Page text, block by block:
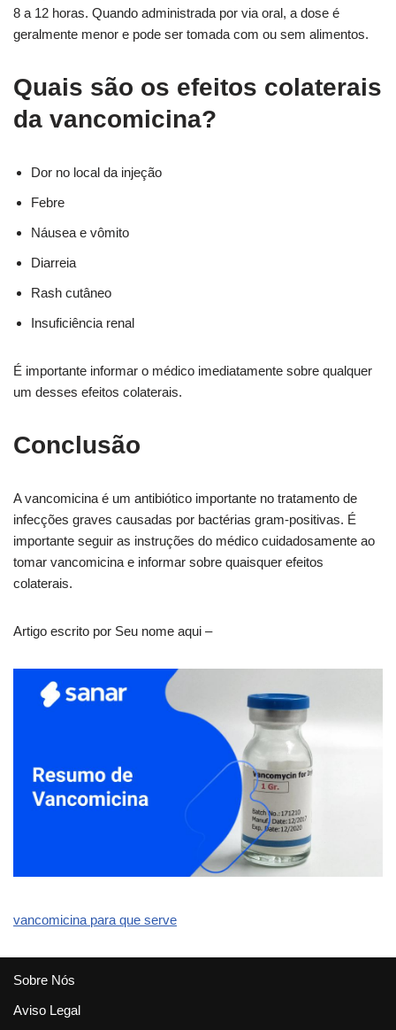
8 a 12 horas. Quando administrada por via oral, a dose é
geralmente menor e pode ser tomada com ou sem alimentos.
Quais são os efeitos colaterais
da vancomicina?
Dor no local da injeção
Febre
Náusea e vômito
Diarreia
Rash cutâneo
Insuficiência renal
É importante informar o médico imediatamente sobre qualquer
um desses efeitos colaterais.
Conclusão
A vancomicina é um antibiótico importante no tratamento de
infecções graves causadas por bactérias gram-positivas. É
importante seguir as instruções do médico cuidadosamente ao
tomar vancomicina e informar sobre quaisquer efeitos
colaterais.
Artigo escrito por Seu nome aqui –
vancomicina para que serve
Sobre Nós
Aviso Legal